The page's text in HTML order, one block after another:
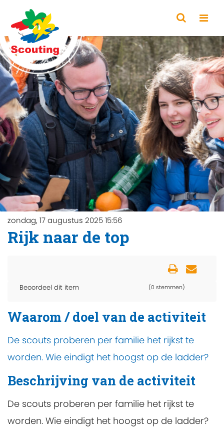
zondag, 17 augustus 2025 15:56
Rijk naar de top
Beoordeel dit item (0 stemmen)
Waarom / doel van de activiteit
De scouts proberen per familie het rijkst te
worden. Wie eindigt het hoogst op de ladder?
Beschrijving van de activiteit
De scouts proberen per familie het rijkst te
worden. Wie eindigt het hoogst op de ladder?